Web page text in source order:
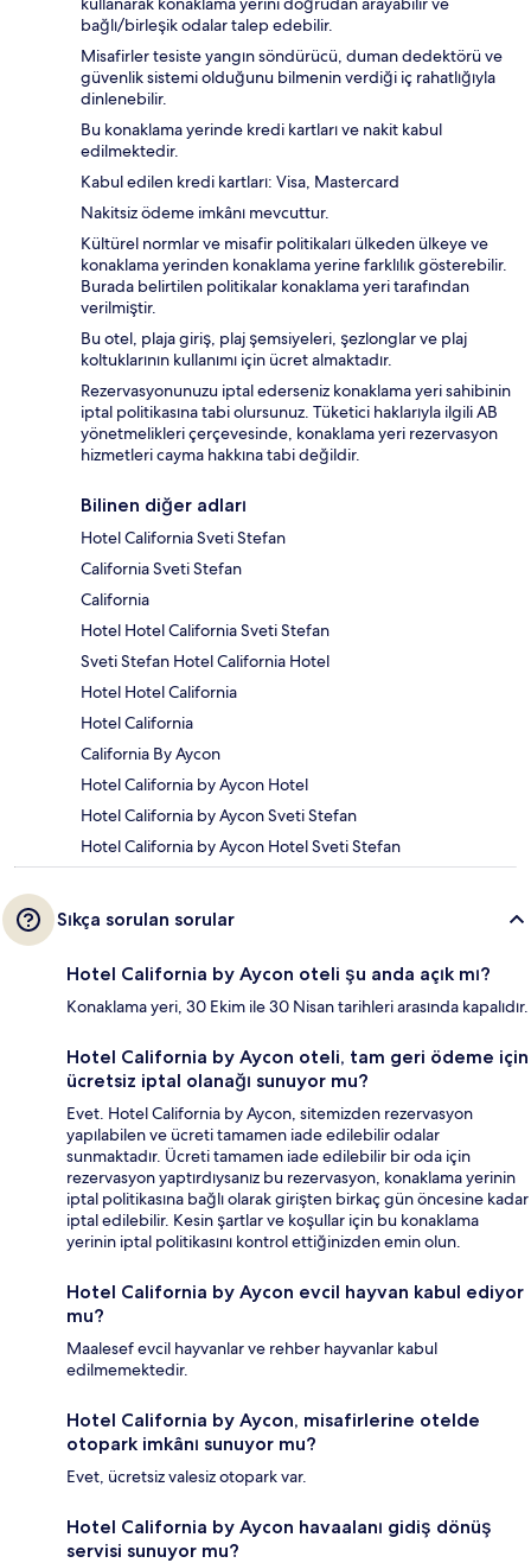
bağlı/birleşik odalar talep edebilir.
Misafirler tesiste yangın söndürücü, duman dedektörü ve
güvenlik sistemi olduğunu bilmenin verdiği iç rahatlığıyla
dinlenebilir.
Bu konaklama yerinde kredi kartları ve nakit kabul
edilmektedir.
Kabul edilen kredi kartları: Visa, Mastercard
Nakitsiz ödeme imkânı mevcuttur.
Kültürel normlar ve misafir politikaları ülkeden ülkeye ve
konaklama yerinden konaklama yerine farklılık gösterebilir.
Burada belirtilen politikalar konaklama yeri tarafından
verilmiştir.
Bu otel, plaja giriş, plaj şemsiyeleri, şezlonglar ve plaj
koltuklarının kullanımı için ücret almaktadır.
Rezervasyonunuzu iptal ederseniz konaklama yeri sahibinin
iptal politikasına tabi olursunuz. Tüketici haklarıyla ilgili AB
yönetmelikleri çerçevesinde, konaklama yeri rezervasyon
hizmetleri cayma hakkına tabi değildir.
Bilinen diğer adları
Hotel California Sveti Stefan
California Sveti Stefan
California
Hotel Hotel California Sveti Stefan
Sveti Stefan Hotel California Hotel
Hotel Hotel California
Hotel California
California By Aycon
Hotel California by Aycon Hotel
Hotel California by Aycon Sveti Stefan
Hotel California by Aycon Hotel Sveti Stefan
Sıkça sorulan sorular
Hotel California by Aycon oteli şu anda açık mı?
Konaklama yeri, 30 Ekim ile 30 Nisan tarihleri arasında kapalıdır.
Hotel California by Aycon oteli, tam geri ödeme için
ücretsiz iptal olanağı sunuyor mu?
Evet. Hotel California by Aycon, sitemizden rezervasyon
yapılabilen ve ücreti tamamen iade edilebilir odalar
sunmaktadır. Ücreti tamamen iade edilebilir bir oda için
rezervasyon yaptırdıysanız bu rezervasyon, konaklama yerinin
iptal politikasına bağlı olarak girişten birkaç gün öncesine kadar
iptal edilebilir. Kesin şartlar ve koşullar için bu konaklama
yerinin iptal politikasını kontrol ettiğinizden emin olun.
Hotel California by Aycon evcil hayvan kabul ediyor
mu?
Maalesef evcil hayvanlar ve rehber hayvanlar kabul
edilmemektedir.
Hotel California by Aycon, misafirlerine otelde
otopark imkânı sunuyor mu?
Evet, ücretsiz valesiz otopark var.
Hotel California by Aycon havaalanı gidiş dönüş
servisi sunuyor mu?